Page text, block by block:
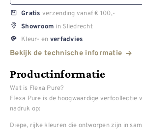
Gratis verzending vanaf € 100,-
Showroom in Sliedrecht
Kleur- en verfadvies
Bekijk de technische informatie
Productinformatie
Wat is Flexa Pure?
Flexa Pure is de hoogwaardige verfcollectie
nadruk op:
Diepe, rijke kleuren die ontworpen zijn in